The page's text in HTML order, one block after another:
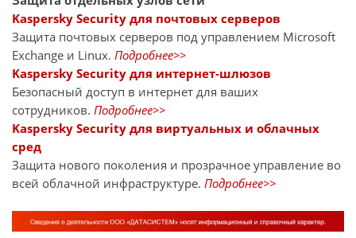
Kaspersky Security для почтовых серверов
Защита почтовых серверов под управлением Microsoft
Exchange и Linux. Подробнее>>
Kaspersky Security для интернет-шлюзов
Безопасный доступ в интернет для ваших
сотрудников. Подробнее>>
Kaspersky Security для виртуальных и облачных
сред
Защита нового поколения и прозрачное управление во
всей облачной инфраструктуре. Подробнее>>